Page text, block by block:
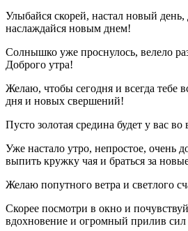
Улыбайся скорей, настал новый день,
наслаждайся новым днем!
Солнышко уже проснулось, велело
Доброго утра!
Желаю, чтобы сегодня и всегда тебе
дня и новых свершений!
Пусто золотая средина будет у вас во
Уже настало утро, непростое, очень
выпить кружку чая и браться за
Желаю попутного ветра и светлого
Скорее посмотри в окно и
вдохновение и огромный прилив